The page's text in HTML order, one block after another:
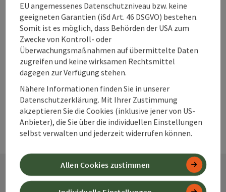
Warum solltest
du deine
Unterkunft im
360° Alpenland
frühzeitig
buchen?
EU angemessenes Datenschutzniveau bzw. keine
geeigneten Garantien (iSd Art. 46 DSGVO) bestehen.
Somit ist es möglich, dass Behörden der USA zum
Zwecke von Kontroll- oder
Überwachungsmaßnahmen auf übermittelte Daten
zugreifen und keine wirksamen Rechtsmittel
dagegen zur Verfügung stehen.
Nähere Informationen finden Sie in unserer
Datenschutzerklärung. Mit Ihrer Zustimmung
akzeptieren Sie die Cookies (inklusive jener von US-
Anbieter), die Sie über die individuellen Einstellungen
selbst verwalten und jederzeit widerrufen können.
Allen Cookies zustimmen